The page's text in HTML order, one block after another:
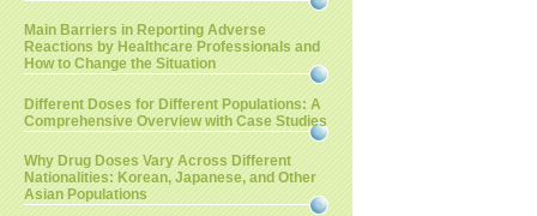
Main Barriers in Reporting Adverse
Reactions by Healthcare Professionals and
How to Change the Situation
Different Doses for Different Populations: A
Comprehensive Overview with Case Studies
Why Drug Doses Vary Across Different
Nationalities: Korean, Japanese, and Other
Asian Populations